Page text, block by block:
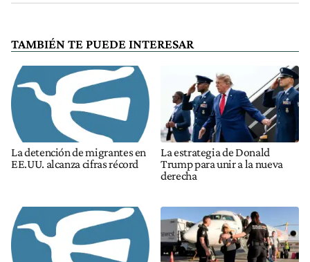
TAMBIÉN TE PUEDE INTERESAR
La detención de migrantes en
EE.UU. alcanza cifras récord
La estrategia de Donald
Trump para unir a la nueva
derecha